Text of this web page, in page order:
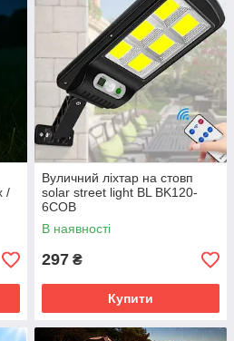
/
Вуличний ліхтар на стовп
solar street light BL BK120-
6COB
В наявності
297 ₴
Купити